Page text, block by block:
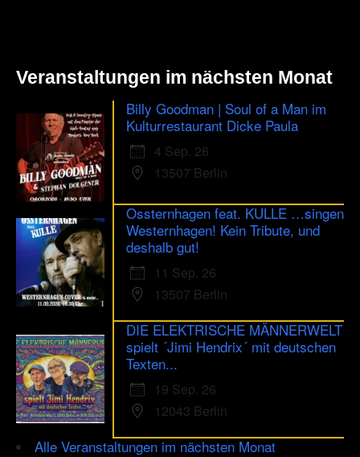
Veranstaltungen im nächsten Monat
Billy Goodman | Soul of a Man im
Kulturrestaurant Dicke Paula
4 Sep. 26
13507 Berlin
Ossternhagen feat. KULLE …singen
Westernhagen! Kein Tribute, und
deshalb gut!
11 Sep. 26
13507 Berlin
DIE ELEKTRISCHE MÄNNERWELT
spielt ´Jimi Hendrix´ mit deutschen
Texten...
19 Sep. 26
12043 Berlin
Alle Veranstaltungen im nächsten Monat